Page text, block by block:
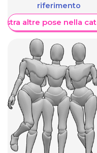
riferimento
altre pose nella